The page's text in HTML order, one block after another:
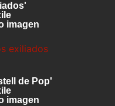
imagen
de Pop'
imagen